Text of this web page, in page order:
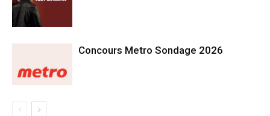
Concours Metro Sondage 2026